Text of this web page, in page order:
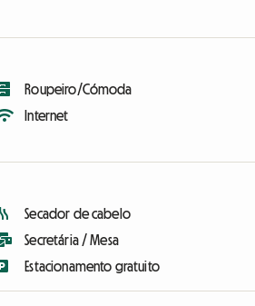
Roupeiro/Cómoda
Internet
Secador de cabelo
Secretária / Mesa
Estacionamento gratuito